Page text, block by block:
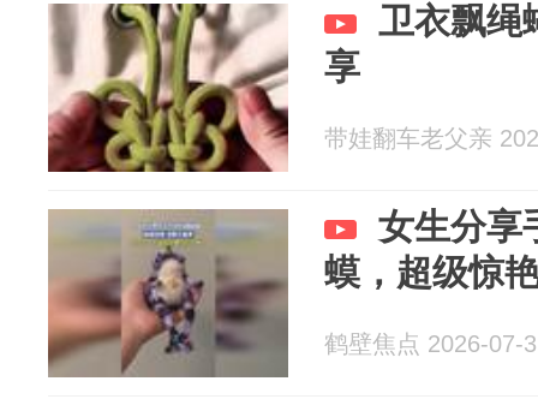
卫衣飘绳
享
带娃翻车老父亲
女生分享
蟆，超级惊
鹤壁焦点 2026-07-